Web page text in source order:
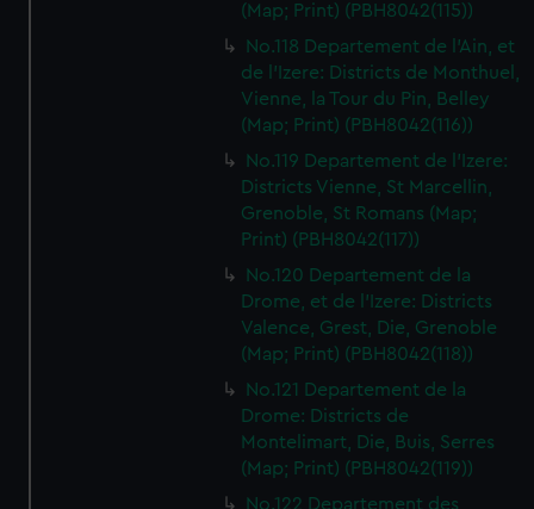
(Map; Print) (PBH8042(115))
No.118 Departement de l'Ain, et
de l'Izere: Districts de Monthuel,
Vienne, la Tour du Pin, Belley
(Map; Print) (PBH8042(116))
No.119 Departement de l'Izere:
Districts Vienne, St Marcellin,
Grenoble, St Romans (Map;
Print) (PBH8042(117))
No.120 Departement de la
Drome, et de l'Izere: Districts
Valence, Grest, Die, Grenoble
(Map; Print) (PBH8042(118))
No.121 Departement de la
Drome: Districts de
Montelimart, Die, Buis, Serres
(Map; Print) (PBH8042(119))
No.122 Departement des